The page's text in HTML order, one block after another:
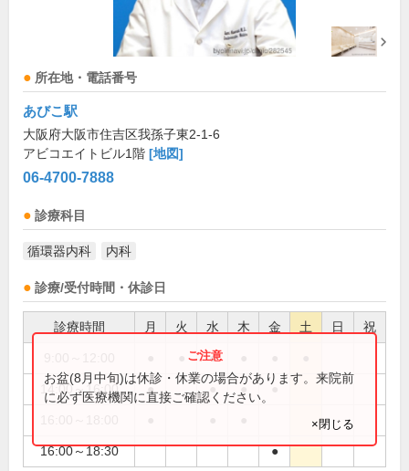
所在地・電話番号
あびこ駅
大阪府大阪市住吉区我孫子東2-1-6
アビコエイトビル1階 [地図]
06-4700-7888
診療科目
循環器内科 内科
診療/受付時間・休診日
診療時間 月 火 水 木 金 土 日 祝
●
14:00～16:00 ● ● ● ●
16:00～18:30 ●
お盆(8月中旬)は休診・休業の場合があります。来院前
に必ず医療機関に直接ご確認ください。
×閉じる